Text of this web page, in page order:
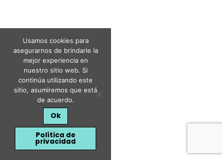
Usamos cookies para
asegurarnos de brindarle la
mejor experiencia en
nuestro sitio web. Si
continúa utilizando este
sitio, asumiremos que está
de acuerdo.
Ok
Política de
privacidad